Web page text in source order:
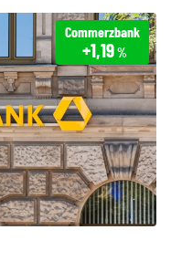
Commerzbank
+1,19 %